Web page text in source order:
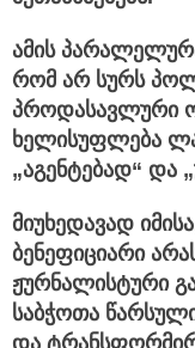
ამის
რომ არ სურს
პროდასავლური
ხელისუფლება
„აგენტებად“ და
მიუხედავად
ბენეფიციარი
ჟურნალისტური
საბჭოთა